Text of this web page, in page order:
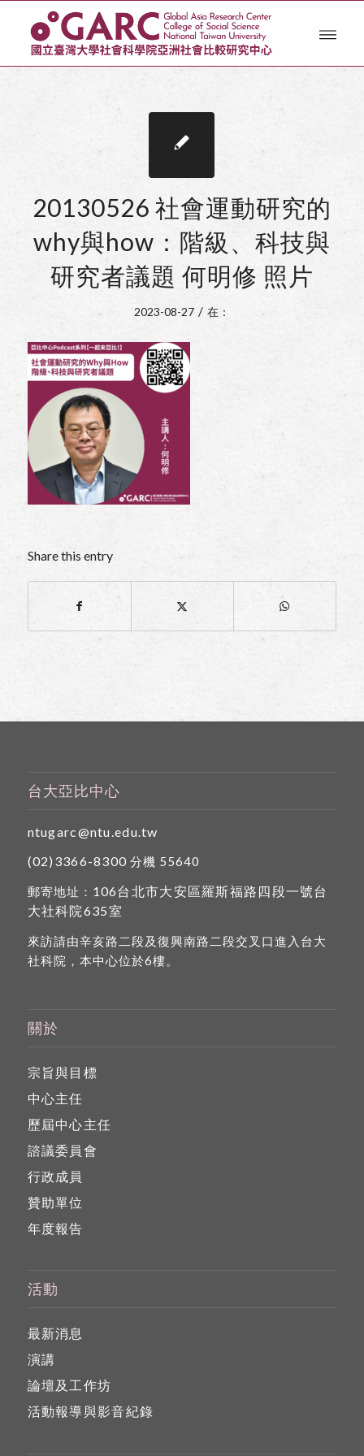
20130526 社會運動研究的
why與how：階級、科技與
研究者議題 何明修 照片
2023-08-27 / 在：
Share this entry
台大亞比中心
ntugarc@ntu.edu.tw
(02)3366-8300 分機 55640
郵寄地址： 106台北市大安區羅斯福路四段一號台
大社科院635室
來訪請由辛亥路二段及復興南路二段交叉口進入台大
社科院，本中心位於6樓。
關於
宗旨與目標
中心主任
歷屆中心主任
諮議委員會
行政成員
贊助單位
年度報告
活動
最新消息
演講
論壇及工作坊
活動報導與影音紀錄